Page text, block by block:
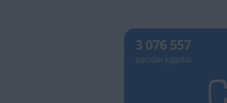
3 076 557
partidas jugadas